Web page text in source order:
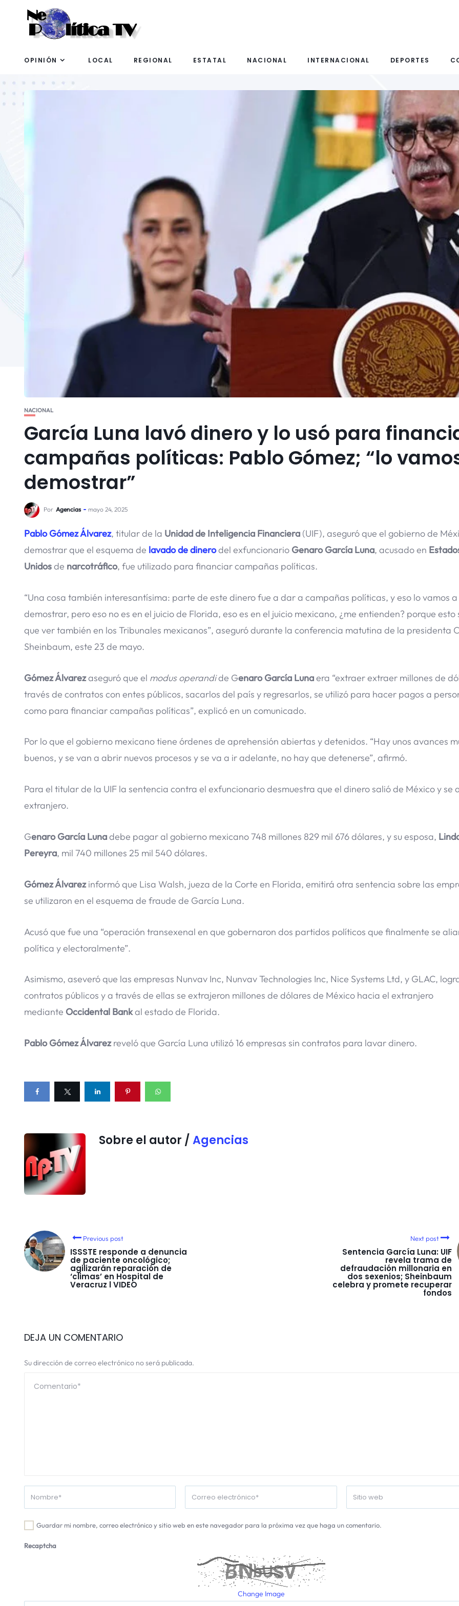
OPINIÓN LOCAL REGIONAL ESTATAL NACIONAL INTERNACIONAL DEPORTES
NACIONAL
García Luna lavó dinero y lo usó para
campañas políticas: Pablo Gómez; “lo
demostrar”
Por Agencias mayo 24, 2025
Pablo Gómez Álvarez, titular de la Unidad de Inteligencia Financiera (UIF), aseguró que el gobierno de
demostrar que el esquema de lavado de dinerodel exfuncionario Genaro García Luna, acusado en
Unidosde narcotráfico, fue utilizado para financiar campañas políticas.
“Una cosa también interesantísima: parte de este dinero fue a dar a campañas políticas, y eso lo vamos a
demostrar, pero eso no es en el juicio de Florida, eso es en el juicio mexicano, ¿me entienden? porque esto
que ver también en los Tribunales mexicanos”, aseguró durante la conferencia matutina de la presidenta
Sheinbaum, este 23 de mayo.
Gómez Álvarezaseguró que el modus operandide Genaro García Lunaera “extraer extraer millones de
través de contratos con entes públicos, sacarlos del país y regresarlos, se utilizó para hacer pagos a
como para financiar campañas políticas”, explicó en un comunicado.
Por lo que el gobierno mexicano tiene órdenes de aprehensión abiertas y detenidos. “Hay unos avances
buenos, y se van a abrir nuevos procesos y se va a ir adelante, no hay que detenerse”, afirmó.
Para el titular de la UIF la sentencia contra el exfuncionario desmuestra que el dinero salió de México y se
extranjero.
Genaro García Lunadebe pagar al gobierno mexicano 748 millones 829 mil 676 dólares, y su esposa,
Pereyra, mil 740 millones 25 mil 540 dólares.
Gómez Álvarezinformó que Lisa Walsh, jueza de la Corte en Florida, emitirá otra sentencia sobre las
se utilizaron en el esquema de fraude de García Luna.
Acusó que fue una “operación transexenal en que gobernaron dos partidos políticos que finalmente se
política y electoralmente”.
Asimismo, aseveró que las empresas Nunvav Inc, Nunvav Technologies Inc, Nice Systems Ltd, y GLAC,
contratos públicos y a través de ellas se extrajeron millones de dólares de México hacia el extranjero
mediante Occidental Bankal estado de Florida.
Pablo Gómez Álvarezreveló que García Luna utilizó 16 empresas sin contratos para lavar dinero.
Sobre el autor / Agencias
Previous post
ISSSTE responde a denuncia
de paciente oncológico;
agilizarán reparación de
‘climas’ en Hospital de
Veracruz l VIDEO
Next post
Sentencia García Luna: UIF
revela trama de
defraudación millonaria en
dos sexenios; Sheinbaum
celebra y promete recuperar
fondos
DEJA UN COMENTARIO
Su dirección de correo electrónico no será publicada.
Guardar mi nombre, correo electrónico y sitio web en este navegador para la próxima vez que haga un comentario.
Recaptcha
Change Image